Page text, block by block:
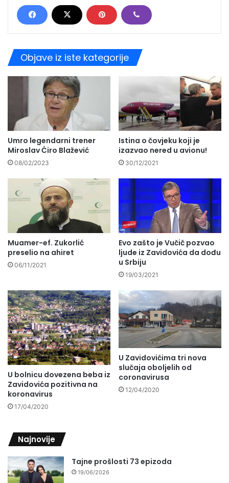
Objave iz iste kategorije
Umro legendarni trener
Miroslav Ćiro Blažević
08/02/2023
Istina o čovjeku koji je
izazvao nered u avionu!
30/12/2021
Muamer-ef. Zukorlić
preselio na ahiret
06/11/2021
Evo zašto je Vučič pozvao
ljude iz Zavidovića da dođu
u Srbiju
19/03/2021
U bolnicu dovezena beba iz
Zavidovića pozitivna na
koronavirus
17/04/2020
U Zavidovićima tri nova
slučaja oboljelih od
coronavirusa
12/04/2020
Najnovije
Tajne prošlosti 73 epizoda
19/06/2026